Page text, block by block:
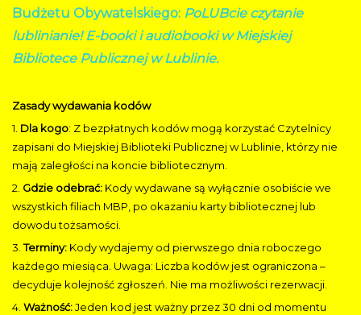
Budżetu Obywatelskiego: PoLUBcie czytanie
lublinianie! E-booki i audiobooki w Miejskiej
Bibliotece Publicznej w Lublinie.
Zasady wydawania kodów
1. Dla kogo: Z bezpłatnych kodów mogą korzystać Czytelnicy
zapisani do Miejskiej Biblioteki Publicznej w Lublinie, którzy nie
mają zaległości na koncie bibliotecznym.
2. Gdzie odebrać: Kody wydawane są wyłącznie osobiście we
wszystkich filiach MBP, po okazaniu karty bibliotecznej lub
dowodu tożsamości.
3.Terminy: Kody wydajemy od pierwszego dnia roboczego
każdego miesiąca. Uwaga: Liczba kodów jest ograniczona –
decyduje kolejność zgłoszeń. Nie ma możliwości rezerwacji.
4. Ważność:Jeden kod jest ważny przez 30 dni od momentu